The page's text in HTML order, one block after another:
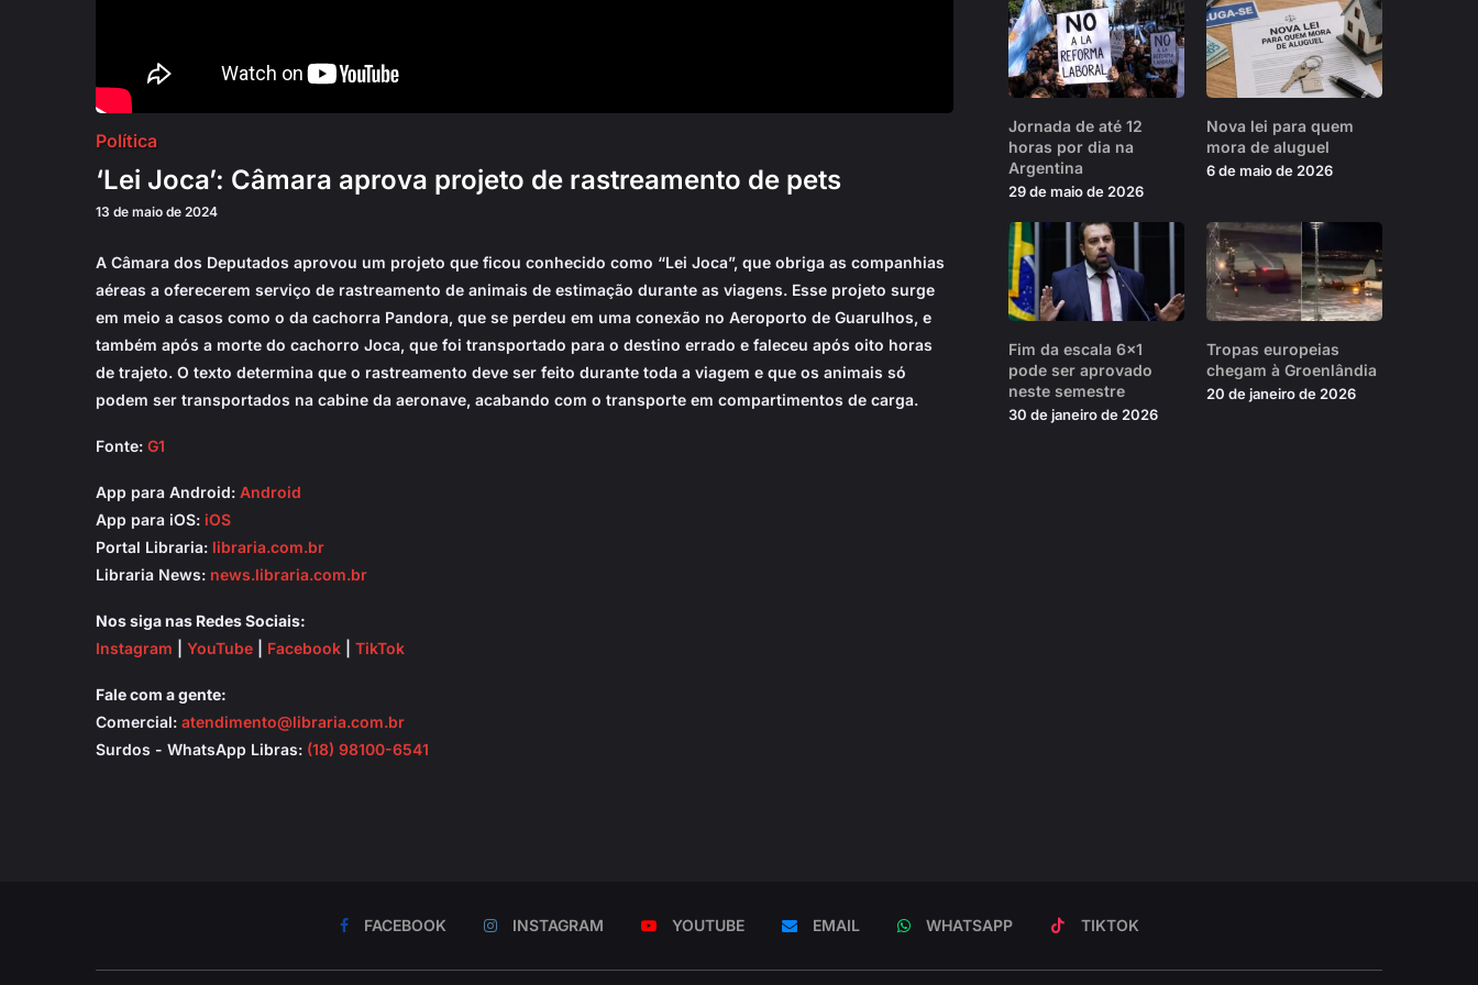
Política
‘Lei Joca’: Câmara aprova projeto de rastreamento de pets
13 de maio de 2024
A Câmara dos Deputados aprovou um projeto que ficou conhecido como “Lei Joca”, que obriga as companhias
aéreas a oferecerem serviço de rastreamento de animais de estimação durante as viagens. Esse projeto surge
em meio a casos como o da cachorra Pandora, que se perdeu em uma conexão no Aeroporto de Guarulhos, e
também após a morte do cachorro Joca, que foi transportado para o destino errado e faleceu após oito horas
de trajeto. O texto determina que o rastreamento deve ser feito durante toda a viagem e que os animais só
podem ser transportados na cabine da aeronave, acabando com o transporte em compartimentos de carga.
Fonte: G1
App para Android: Android
App para iOS: iOS
Portal Libraria: libraria.com.br
Libraria News: news.libraria.com.br
Nos siga nas Redes Sociais:
Instagram
YouTube Facebook TikTok
Fale com a gente:
Comercial: atendimento@libraria.com.br
Surdos - WhatsApp Libras: (18) 98100-6541
Jornada de até 12
horas por dia na
Argentina
29 de maio de 2026
Nova lei para quem
mora de aluguel
6 de maio de 2026
Fim da escala 6×1
pode ser aprovado
neste semestre
30 de janeiro de 2026
Tropas europeias
chegam à Groenlândia
20 de janeiro de 2026
FACEBOOK INSTAGRAM YOUTUBE EMAIL WHATSAPP TIKTOK